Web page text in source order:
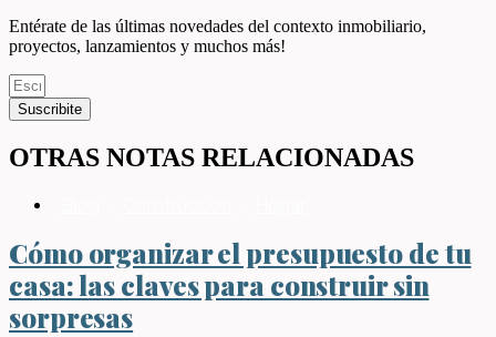
Entérate de las últimas novedades del contexto inmobiliario,
proyectos, lanzamientos y muchos más!
Suscribite
OTRAS NOTAS RELACIONADAS
Cómo organizar el presupuesto de tu
casa: las claves para construir sin
sorpresas